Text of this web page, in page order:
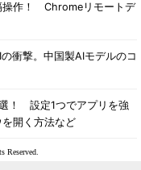
操作！ Chromeリモートデ
衝撃。中国製AIモデルのコ
！ 設定1つでアプリを強
開く方法など